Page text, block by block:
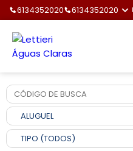
6134352020 6134352020